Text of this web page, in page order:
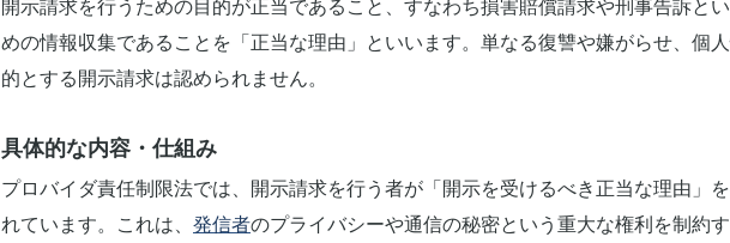
開示請求を行うための目的が正当であること、すなわち損害賠償請求や刑事告訴と
めの情報収集であることを「正当な理由」といいます。単なる復讐や嫌がらせ、個
的とする開示請求は認められません。
具体的な内容・仕組み
プロバイダ責任制限法では、開示請求を行う者が「開示を受けるべき正当な理由」
れています。これは、 発信者のプライバシーや通信の秘密という重大な権利を制約